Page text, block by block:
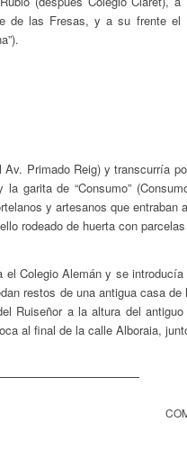
de las Fresas, y a su frente el
Primado Reig) y transcurría
garita de “Consumo”
y artesanos que
rodeado de huerta con
Colegio Alemán y se
restos de una antigua casa
Ruiseñor a la altura del
al final de la calle Alboraia,